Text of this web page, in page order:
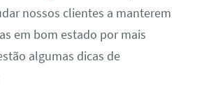
nossos clientes a manterem
em bom estado por mais
algumas dicas de